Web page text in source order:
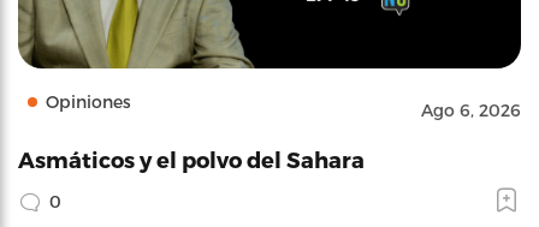
Opiniones Ago 6, 2026
Asmáticos y el polvo del Sahara
0